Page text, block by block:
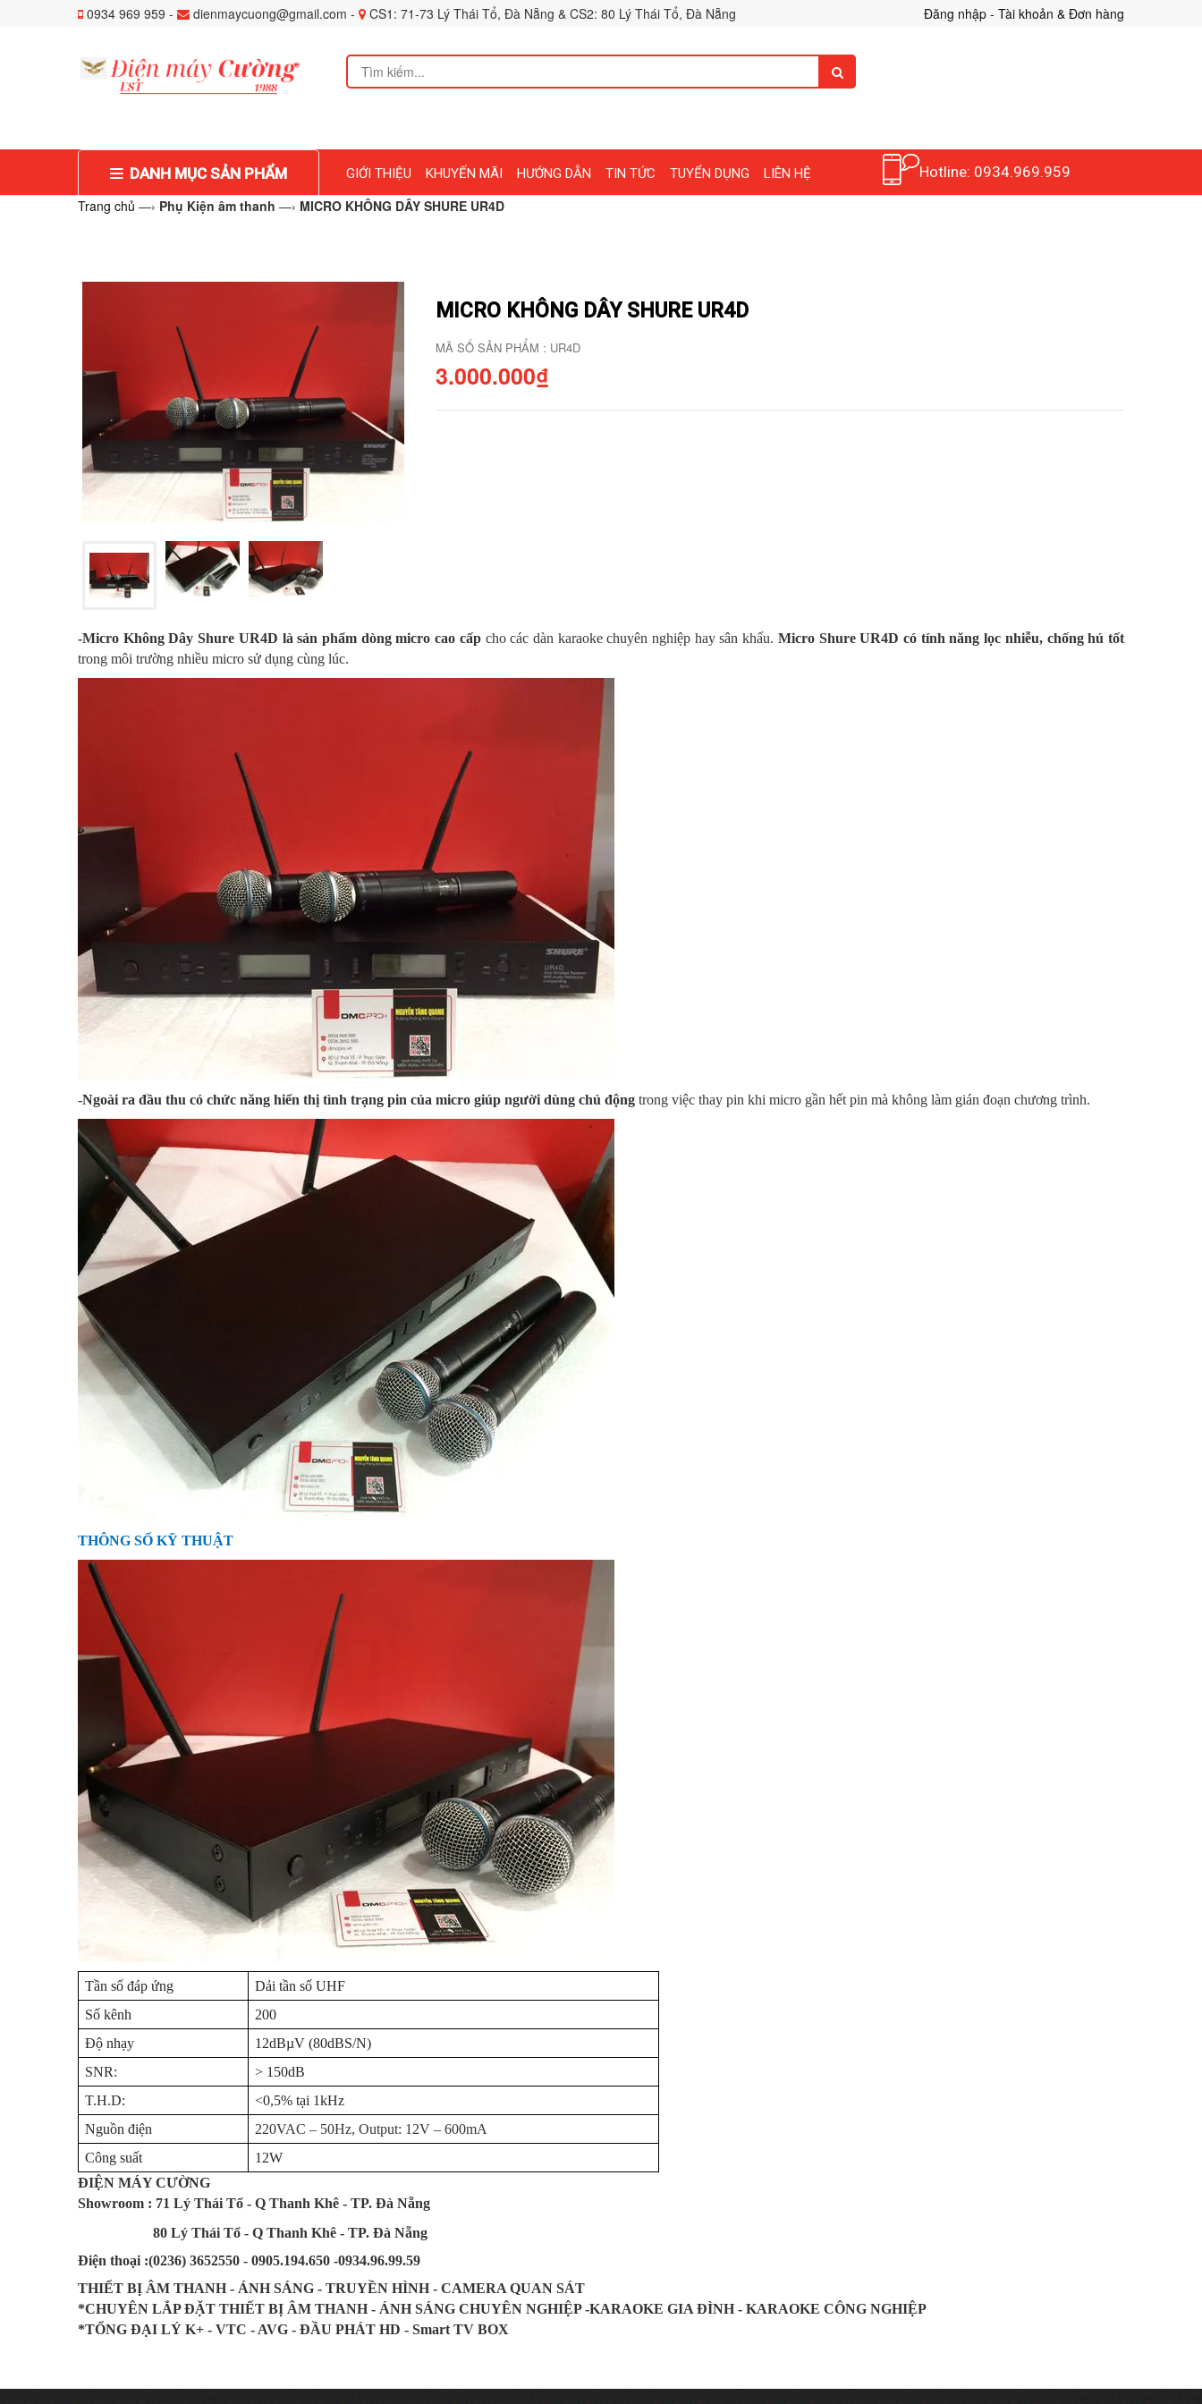
0934 969 959 - dienmaycuong@gmail.com - CS1: 71-73 Lý Thái Tổ, Đà Nẵng & CS2: 80 Lý Thái Tổ, Đà Nẵng Đăng nhập - Tài khoản & Đơn hàng
DANH MỤC SẢN PHẨM GIỚI THIỆU KHUYẾN MÃI HƯỚNG DẪN TIN TỨC TUYỂN DỤNG LIÊN HỆ
Hotline: 0934.969.959
Trang chủ —› Phụ Kiện âm thanh —› MICRO KHÔNG DÂY SHURE UR4D
MICRO KHÔNG DÂY SHURE UR4D
MÃ SỐ SẢN PHẨM : UR4D
3.000.000₫
-Micro Không Dây Shure UR4D là sản phẩm dòng micro cao cấpcho các dàn karaoke chuyên nghiệp hay sân khấu. Micro Shure UR4D có tính năng lọc nhiễu, chống hú tốt
trong môi trường nhiều micro sử dụng cùng lúc.
-Ngoài ra đầu thu có chức năng hiển thị tình trạng pin của micro giúp người dùng chủ động trong việc thay pin khi micro gần hết pin mà không làm gián đoạn chương trình.
THÔNG SỐ KỸ THUẬT
Tần số đáp ứng
Dải tần số UHF
Số kênh
200
Độ nhạy
12dBµV (80dBS/N)
SNR:
> 150dB
T.H.D:
<0,5% tại 1kHz
Nguồn điện
220VAC – 50Hz, Output: 12V – 600mA
Công suất
12W
ĐIỆN MÁY CƯỜNG
Showroom : 71 Lý Thái Tổ - Q Thanh Khê - TP. Đà Nẵng
80 Lý Thái Tổ - Q Thanh Khê - TP. Đà Nẵng
Điện thoại :(0236) 3652550 - 0905.194.650 -0934.96.99.59
THIẾT BỊ ÂM THANH - ÁNH SÁNG - TRUYỀN HÌNH - CAMERA QUAN SÁT
*CHUYÊN LẮP ĐẶT THIẾT BỊ ÂM THANH - ÁNH SÁNG CHUYÊN NGHIỆP -KARAOKE GIA ĐÌNH - KARAOKE CÔNG NGHIỆP
*TỔNG ĐẠI LÝ K+ - VTC - AVG - ĐẦU PHÁT HD - Smart TV BOX